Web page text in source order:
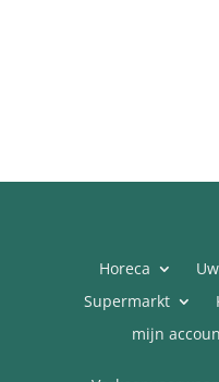
Horeca
Supermarkt
mijn